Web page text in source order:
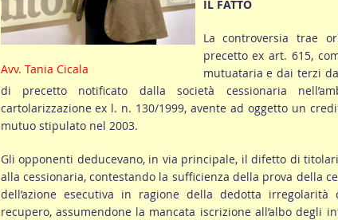
Avv. Tania Cicala
IL FATTO
La controversia trae
precetto ex art. 615,
mutuataria e dai terzi
di precetto notificato dalla società cessionaria
cartolarizzazione ex l. n. 130/1999, avente ad oggetto un
mutuo stipulato nel 2003.
Gli opponenti deducevano, in via principale, il difetto di
alla cessionaria, contestando la sufficienza della prova della
dell’azione esecutiva in ragione della dedotta
recupero, assumendone la mancata iscrizione all’albo degli